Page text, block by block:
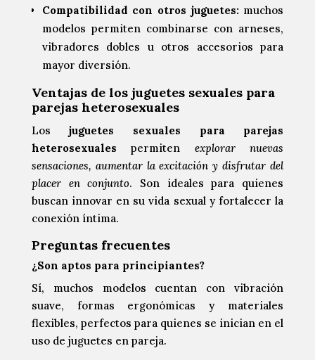
Compatibilidad con otros juguetes: muchos
modelos permiten combinarse con arneses,
vibradores dobles u otros accesorios para
mayor diversión.
Ventajas de los juguetes sexuales para
parejas heterosexuales
Losjuguetes sexuales para parejas
heterosexuales permiten explorar nuevas
sensaciones, aumentar la excitación y disfrutar del
placer en conjunto. Son ideales para quienes
buscan innovar en su vida sexual y fortalecer la
conexión íntima.
Preguntas frecuentes
¿Son aptos para principiantes?
Sí, muchos modelos cuentan con vibración
suave, formas ergonómicas y materiales
flexibles, perfectos para quienes se inician en el
uso de juguetes en pareja.